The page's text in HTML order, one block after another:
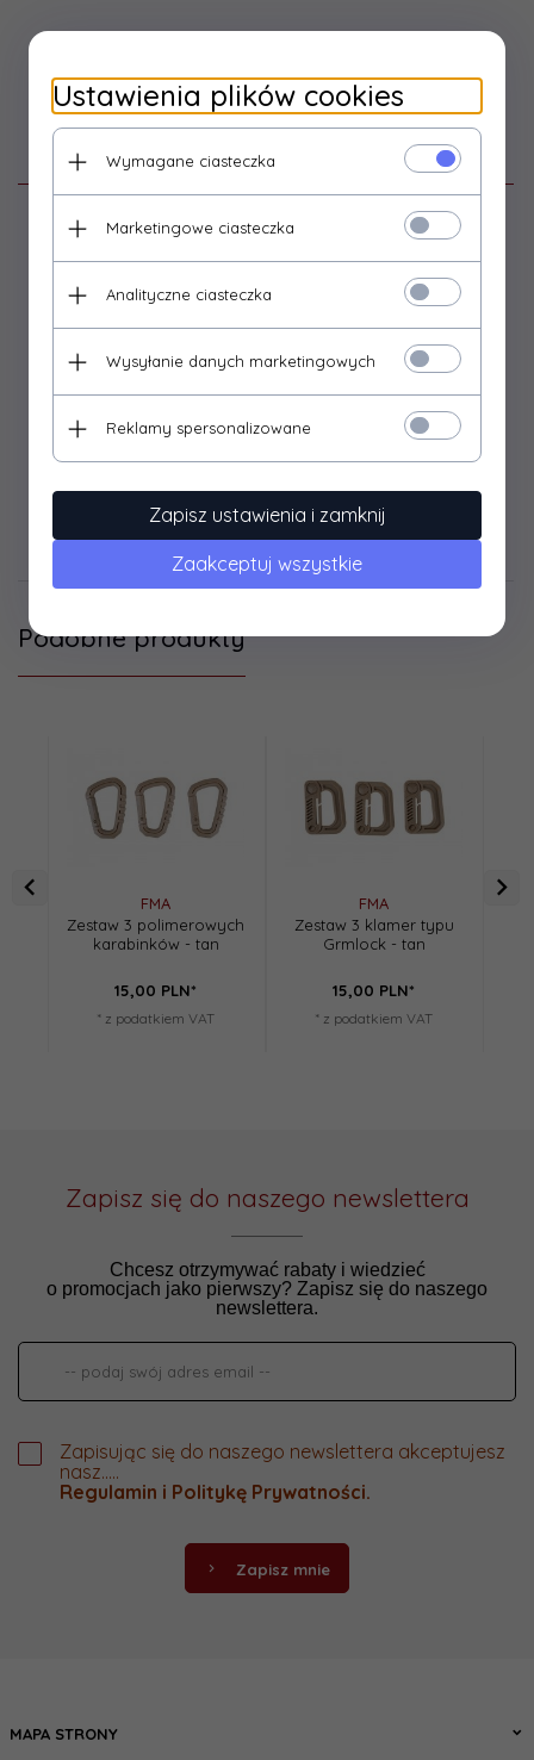
Opis produktu
Zestaw 3 klamer typu Grmlock
kształcie D-ringa, wykonanych z twardego tworzywa.
specjalne wycięcie umożliwiające montaż np. na palsach
systemu modułowego MOLLE.
Świetne zastępstwo dla klasycznych, metalowych
karabinków, oraz dobre uzupełnienie kamizelki taktycznej,
plecaka, etc.
Podobne produkty
FMA
Zestaw 3 polimerowych
karabinków - tan
15,00 PLN*
* z podatkiem VAT
FMA
Zestaw 3 klamer typu
Grmlock - tan
15,00 PLN*
* z podatkiem VAT
Zapisz się do naszego newslettera
Chcesz otrzymywać rabaty i wiedzieć
o promocjach jako pierwszy? Zapisz się do naszego
newslettera.
Zapisując się do naszego newslettera akceptujesz
nasz.....
Regulamin i Politykę Prywatności.
Zapisz mnie
MAPA STRONY
Ustawienia plików cookies
Wymagane ciasteczka
Marketingowe ciasteczka
Analityczne ciasteczka
Wysyłanie danych marketingowych
Reklamy spersonalizowane
Zapisz ustawienia i zamknij
Zaakceptuj wszystkie